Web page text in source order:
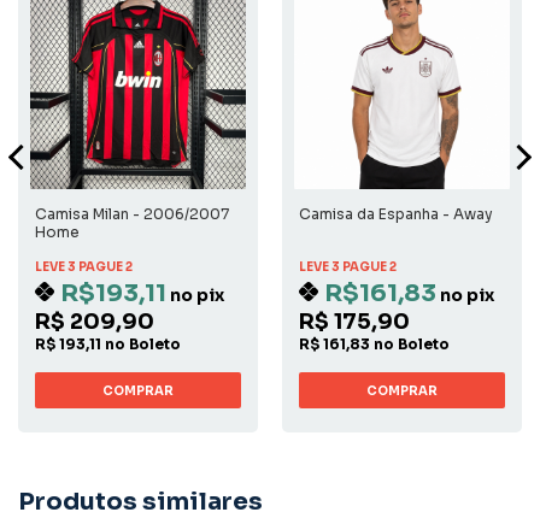
Camisa Milan - 2006/2007
Home
LEVE 3 PAGUE 2
R$193,11 no pix
R$ 209,90
R$ 193,11 no Boleto
COMPRAR
Camisa da Espanha - Away
LEVE 3 PAGUE 2
R$161,83 no pix
R$ 175,90
R$ 161,83 no Boleto
COMPRAR
Produtos similares